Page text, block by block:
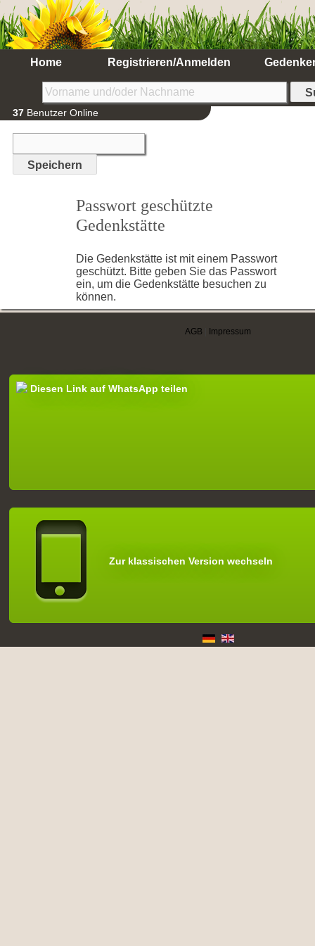
Home Registrieren/Anmelden
37 Benutzer Online
Passwort geschützte
Gedenkstätte
Die Gedenkstätte ist mit einem Passwort
geschützt. Bitte geben Sie das Passwort
ein, um die Gedenkstätte besuchen zu
können.
AGB Impressum
Diesen Link auf WhatsApp teilen
Zur klassischen Version wechseln